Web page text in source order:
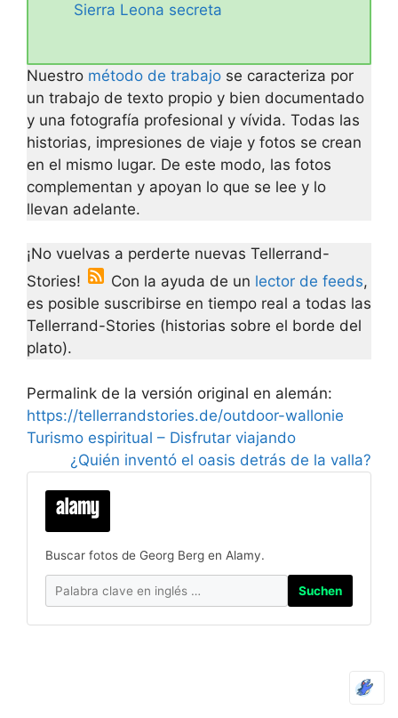
Sierra Leona secreta
Nuestro método de trabajo se caracteriza por
un trabajo de texto propio y bien documentado
y una fotografía profesional y vívida. Todas las
historias, impresiones de viaje y fotos se crean
en el mismo lugar. De este modo, las fotos
complementan y apoyan lo que se lee y lo
llevan adelante.
¡No vuelvas a perderte nuevas Tellerrand-
Stories!
Con la ayuda de un lector de feeds,
es posible suscribirse en tiempo real a todas las
Tellerrand-Stories (historias sobre el borde del
plato).
Permalink de la versión original en alemán:
https://tellerrandstories.de/outdoor-wallonie
Turismo espiritual – Disfrutar viajando
¿Quién inventó el oasis detrás de la valla?
Buscar fotos de Georg Berg en Alamy.
Suchen